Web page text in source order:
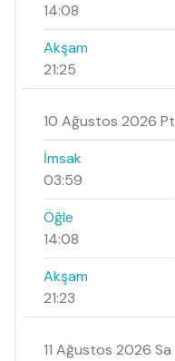
14:08
Akşam
21:25
10 Ağustos 2026 Pt
İmsak
03:59
Öğle
14:08
Akşam
21:23
11 Ağustos 2026 Sa